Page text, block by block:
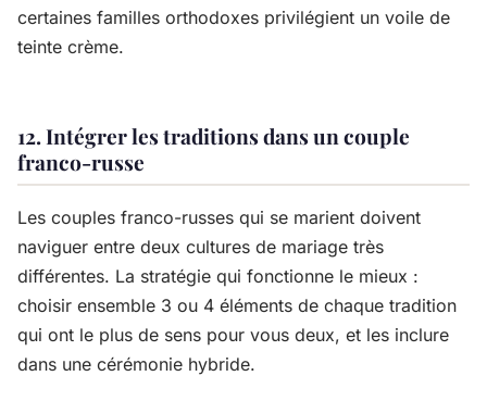
certaines familles orthodoxes privilégient un voile de
teinte crème.
12. Intégrer les traditions dans un couple
franco-russe
Les couples franco-russes qui se marient doivent
naviguer entre deux cultures de mariage très
différentes. La stratégie qui fonctionne le mieux :
choisir ensemble 3 ou 4 éléments de chaque tradition
qui ont le plus de sens pour vous deux, et les inclure
dans une cérémonie hybride.